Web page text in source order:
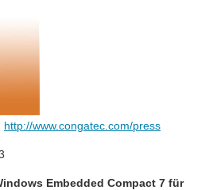
http://www.congatec.com/press
Embedded Compact 7 für